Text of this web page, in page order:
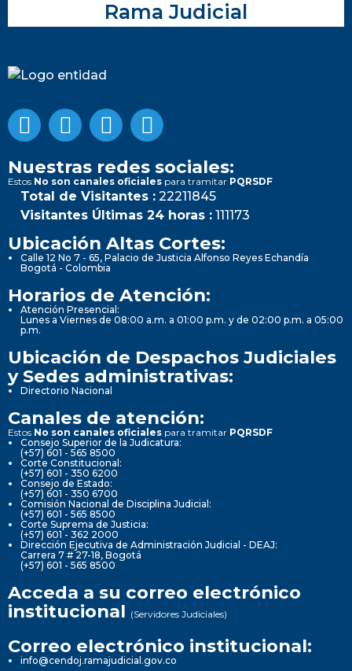
Rama Judicial
Nuestras redes sociales:
Estos No son canales oficiales para tramitar PQRSDF
Total de Visitantes : 22211845
Visitantes Últimas 24 horas : 111173
Ubicación Altas Cortes:
Calle 12 No 7 - 65, Palacio de Justicia Alfonso Reyes Echandía
Bogotá - Colombia
Horarios de Atención:
Atención Presencial:
Lunes a Viernes de 08:00 a.m. a 01:00 p.m. y de 02:00 p.m. a 05:00
p.m.
Ubicación de Despachos Judiciales
y Sedes administrativas:
Directorio Nacional
Canales de atención:
Estos No son canales oficiales para tramitar PQRSDF
Consejo Superior de la Judicatura:
(+57) 601 - 565 8500
Corte Constitucional:
(+57) 601 - 350 6200
Consejo de Estado:
(+57) 601 - 350 6700
Comisión Nacional de Disciplina Judicial:
(+57) 601 - 565 8500
Corte Suprema de Justicia:
(+57) 601 - 362 2000
Dirección Ejecutiva de Administración Judicial - DEAJ:
Carrera 7 # 27-18, Bogotá
(+57) 601 - 565 8500
Acceda a su correo electrónico
institucional (Servidores Judiciales)
Correo electrónico institucional:
info@cendoj.ramajudicial.gov.co